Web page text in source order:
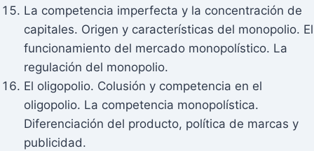
La competencia imperfecta y la concentración de
capitales. Origen y características del monopolio. El
funcionamiento del mercado monopolístico. La
regulación del monopolio.
El oligopolio. Colusión y competencia en el
oligopolio. La competencia monopolística.
Diferenciación del producto, política de marcas y
publicidad.